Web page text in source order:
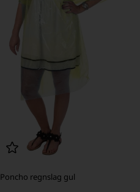
Poncho regnslag gul